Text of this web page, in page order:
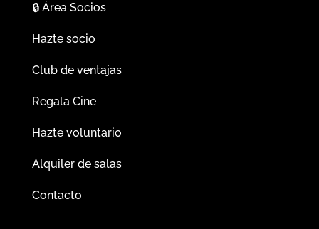
🔒Área Socios
Hazte socio
Club de ventajas
Regala Cine
Hazte voluntario
Alquiler de salas
Contacto